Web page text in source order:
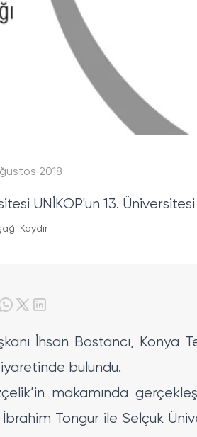
2018
UNİKOP'un 13.
Kaydır
İhsan Bostancı, Konya
bulundu.
makamında
İbrahim Tongur ile Selçuk